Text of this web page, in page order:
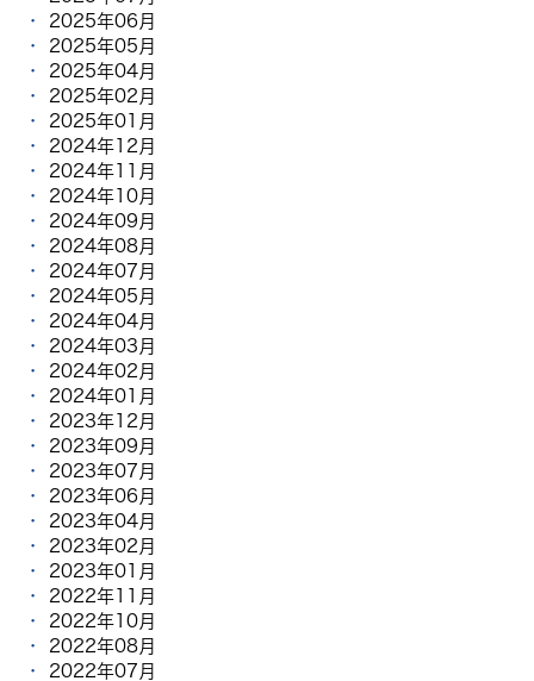
2025年06月
2025年05月
2025年04月
2025年02月
2025年01月
2024年12月
2024年11月
2024年10月
2024年09月
2024年08月
2024年07月
2024年05月
2024年04月
2024年03月
2024年02月
2024年01月
2023年12月
2023年09月
2023年07月
2023年06月
2023年04月
2023年02月
2023年01月
2022年11月
2022年10月
2022年08月
2022年07月